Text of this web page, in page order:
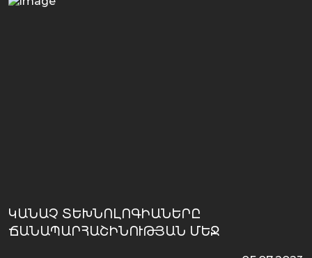
ԿԱՆԱՉ ՏԵԽՆՈԼՈԳԻԱՆԵՐԸ
ՃԱՆԱՊԱՐՀԱՇԻՆՈՒԹՅԱՆ ՄԵՋ